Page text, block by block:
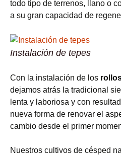
todo tipo de terrenos, llano o
a su gran capacidad de
Instalación de tepes
Con la instalación de los
dejamos atrás la tradicional
lenta y laboriosa y con
nueva forma de renovar el
cambio desde el primer
Nuestros cultivos de césped